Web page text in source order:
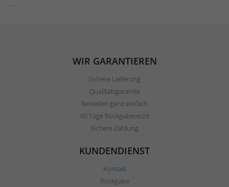
...
WIR GARANTIEREN
Sichere Lieferung
Qualitätsgarantie
Bestellen ganz einfach
60 Tage Rückgaberecht
Sichere Zahlung
KUNDENDIENST
Kontakt
Rückgabe